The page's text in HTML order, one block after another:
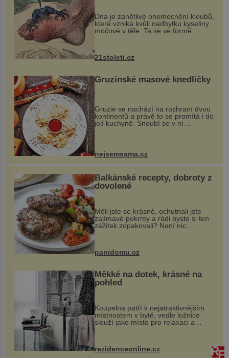
„nemoci králů“
Dna je zánětlivé onemocnění kloubů,
které vzniká kvůli nadbytku kyseliny
močové v těle. Ta se ve formě
nohou, a způsobuje bole...
21stoleti.cz
Gruzínské masové knedlíčky
Gruzie se nachází na rozhraní dvou
kontinentů a právě to se promítá i do
její kuchyně. Snoubí se v ní
evropské a asijské chutě a díky tomu
pokrmy, které rozhodně st...
nejsemsama.cz
Balkánské recepty, dobroty z
dovolené
Měli jste se krásně, ochutnali jste
zajímavé pokrmy a rádi byste si ten
zážitek zopakovali? Není nic
snazšího. Pljeskavica (10 porcí)
Možná jste ji ochutnali na dovolené v
panidomu.cz
Měkké na dotek, krásné na
pohled
Koupelna patří k nejatraktivnějším
místnostem v bytě, vedle ložnice
slouží jako místo pro relaxaci a
odpočinek. Koupelnový textil –
ručníky, osušky a koberečky –
mohou jako mávnutím kouzelného
proutku...
rezidenceonline.cz